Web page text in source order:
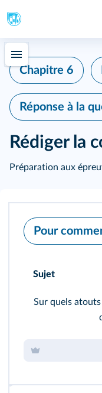
Chapitre 6
Réponse à la
Rédiger la
Préparation aux
Pour
Sujet
Sur quels